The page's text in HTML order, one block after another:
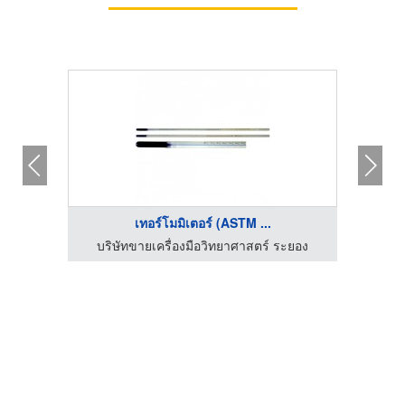
เทอร์โมมิเตอร์ (ASTM ...
บริษัทขายเครื่องมือวิทยาศาสตร์ ระยอง